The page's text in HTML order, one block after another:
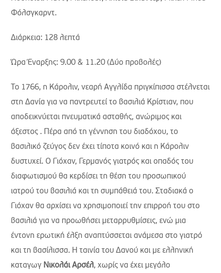
Φόλσγκαρντ.
Διάρκεια: 128 λεπτά
Ώρα Έναρξης: 9.00 & 11.20 (Δύο προβολές)
Το 1766, η Κάρολιν, νεαρή Αγγλίδα πριγκίπισσα στέλνεται
στη Δανία για να παντρευτεί το βασιλιά Κρίστιαν, που
αποδεικνύεται πνευματικά ασταθής, ανώριμος και
άξεστος . Πέρα από τη γέννηση του διαδόχου, το
βασιλικό ζεύγος δεν έχει τίποτα κοινό και η Κάρολιν
δυστυχεί. Ο Γιόχαν, Γερμανός γιατρός και οπαδός του
διαφωτισμού θα κερδίσει τη θέση του προσωπικού
ιατρού του βασιλιά και τη συμπάθειά του. Σταδιακά ο
Γιόχαν θα αρχίσει να χρησιμοποιεί την επιρροή του στο
βασιλιά για να προωθήσει μεταρρυθμίσεις, ενώ μια
έντονη ερωτική έλξη αναπτύσσεται ανάμεσα στο γιατρό
και τη βασίλισσα. Η ταινία του Δανού και με ελληνική
καταγωγ Νικολάι Αρσέλ, χωρίς να έχει μεγάλο